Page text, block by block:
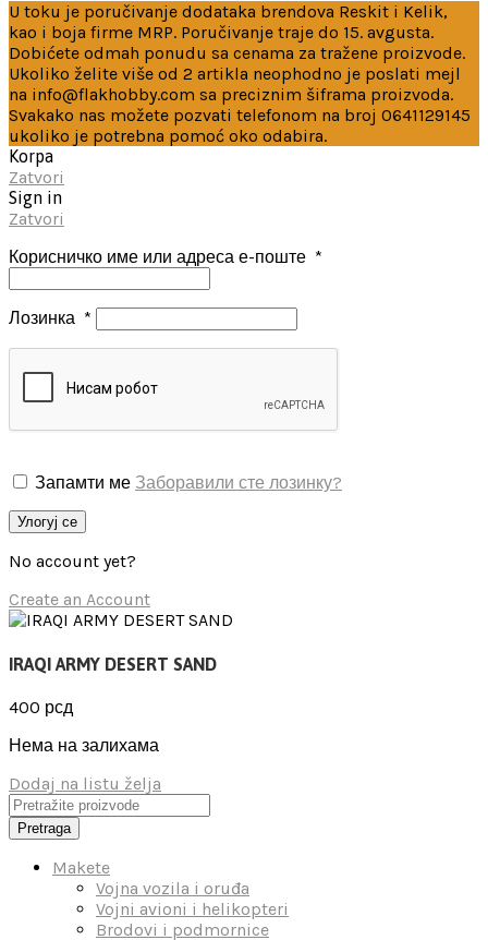
U toku je poručivanje dodataka brendova Reskit i Kelik,
kao i boja firme MRP. Poručivanje traje do 15. avgusta.
Dobićete odmah ponudu sa cenama za tražene proizvode.
Ukoliko želite više od 2 artikla neophodno je poslati mejl
na info@flakhobby.com sa preciznim šiframa proizvoda.
Svakako nas možete pozvati telefonom na broj 0641129145
ukoliko je potrebna pomoć oko odabira.
Korpa
Zatvori
Sign in
Zatvori
Корисничко име или адреса е-поште *
Лозинка *
Запамти ме Заборавили сте лозинку?
Улогуј се
No account yet?
Create an Account
IRAQI ARMY DESERT SAND
400 рсд
Нема на залихама
Dodaj na listu želja
Pretraga
Makete
Vojna vozila i oruđa
Vojni avioni i helikopteri
Brodovi i podmornice